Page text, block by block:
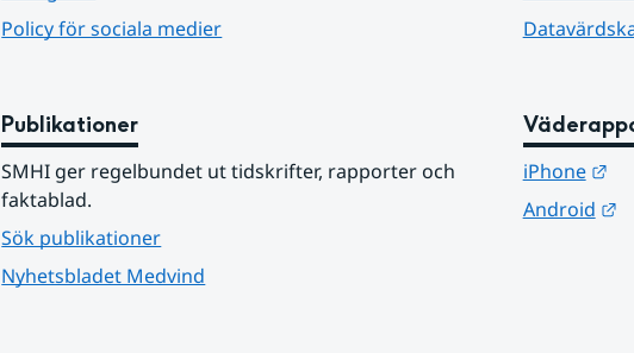
Policy för sociala medier
Publikationer
SMHI ger regelbundet ut tidskrifter, rapporter och
faktablad.
Sök publikationer
Nyhetsbladet Medvind
iPhone
Android